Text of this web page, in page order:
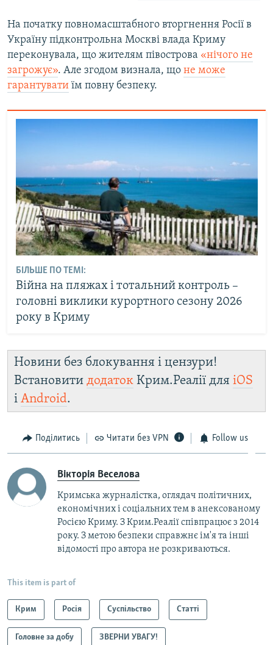
На початку повномасштабного вторгнення Росії в
Україну підконтрольна Москві влада Криму
переконувала, що жителям півострова «нічого не
загрожує». Але згодом визнала, що не може
гарантувати їм повну безпеку.
БІЛЬШЕ ПО ТЕМІ:
Війна на пляжах і тотальний контроль –
головні виклики курортного сезону 2026
року в Криму
Новини без блокування і цензури!
Встановити додаток Крим.Реалії для iOS
і Android.
Поділитись Читати без VPN Follow us
Вікторія Веселова
Кримська журналістка, оглядач політичних,
економічних і соціальних тем в анексованому
Росією Криму. З Крим.Реалії співпрацює з 2014
року. З метою безпеки справжнє ім'я та інші
відомості про автора не розкриваються.
This item is part of
Крим Росія Суспільство Статті
Головне за добу ЗВЕРНИ УВАГУ!